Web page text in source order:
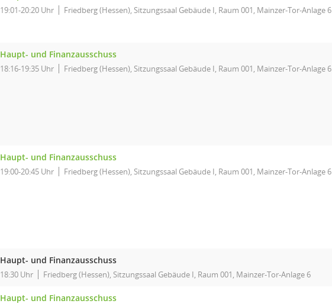
19:01-20:20 Uhr Friedberg (Hessen), Sitzungssaal Gebäude I, Raum 001, Mainzer-Tor-Anlage 6
Haupt- und Finanzausschuss
18:16-19:35 Uhr Friedberg (Hessen), Sitzungssaal Gebäude I, Raum 001, Mainzer-Tor-Anlage 6
Haupt- und Finanzausschuss
19:00-20:45 Uhr Friedberg (Hessen), Sitzungssaal Gebäude I, Raum 001, Mainzer-Tor-Anlage 6
Haupt- und Finanzausschuss
18:30 Uhr Friedberg (Hessen), Sitzungssaal Gebäude I, Raum 001, Mainzer-Tor-Anlage 6
Haupt- und Finanzausschuss